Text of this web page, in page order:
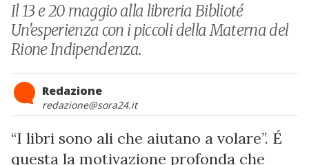
Il 13 e 20 maggio alla libreria Biblioté
Un'esperienza con i piccoli della Materna del
Rione Indipendenza.
Redazione
redazione@sora24.it
“I libri sono ali che aiutano a volare”. É
questa la motivazione profonda che